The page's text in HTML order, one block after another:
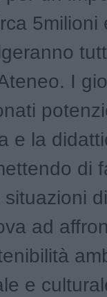
5milioni
I
e la
di
ad
e